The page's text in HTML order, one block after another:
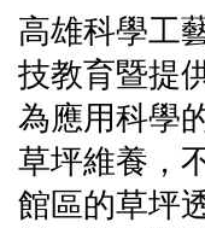
高雄科學工
技教育暨提
為應用科學
草坪維養，
館區的草坪